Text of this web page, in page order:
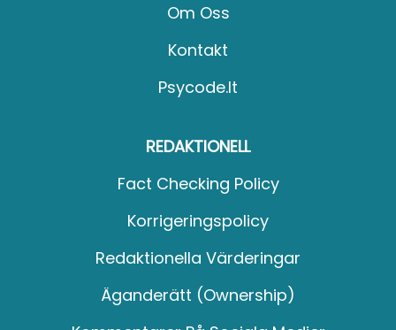
Om Oss
Kontakt
Psycode.it
REDAKTIONELL
Fact Checking Policy
Korrigeringspolicy
Redaktionella Värderingar
Äganderätt (Ownership)